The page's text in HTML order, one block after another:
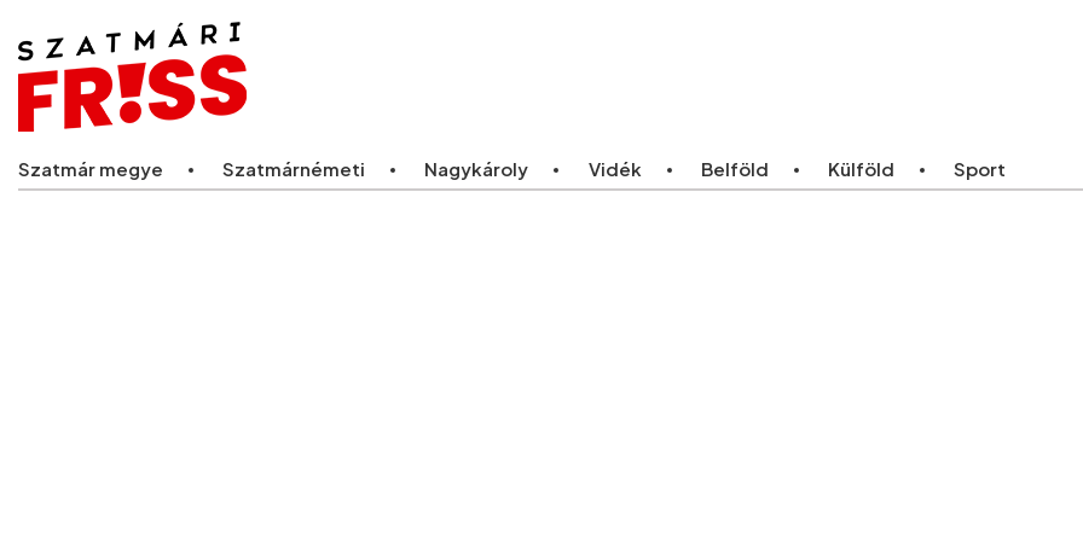
Szatmár megye Szatmárnémeti Nagykároly Vidék Belföld Külföld Sport